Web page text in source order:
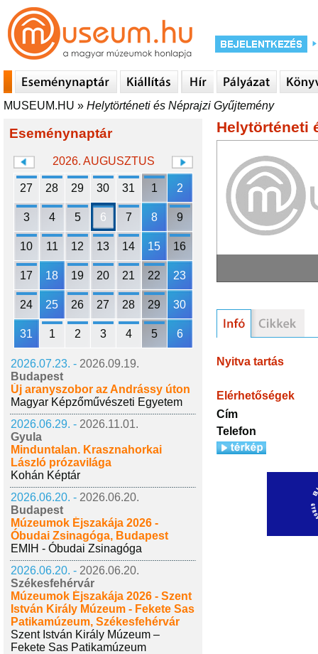
MUSEUM.HU » Helytörténeti és Néprajzi Gyűjtemény
Eseménynaptár
2026. AUGUSZTUS
27 28 29 30 31 1 2
3 4 5 6 7 8 9
10 11 12 13 14 15 16
17 18 19 20 21 22 23
24 25 26 27 28 29 30
31 1 2 3 4 5 6
2026.07.23. - 2026.09.19.
Budapest
Új aranyszobor az Andrássy úton
Magyar Képzőművészeti Egyetem
2026.06.29. - 2026.11.01.
Gyula
Minduntalan. Krasznahorkai
László prózavilága
Kohán Képtár
2026.06.20. - 2026.06.20.
Budapest
Múzeumok Éjszakája 2026 -
Óbudai Zsinagóga, Budapest
EMIH - Óbudai Zsinagóga
2026.06.20. - 2026.06.20.
Székesfehérvár
Múzeumok Éjszakája 2026 - Szent
István Király Múzeum - Fekete Sas
Patikamúzeum, Székesfehérvár
Szent István Király Múzeum –
Fekete Sas Patikamúzeum
Helytörténeti
Nyitva tartás
Elérhetőségek
Cím
Telefon